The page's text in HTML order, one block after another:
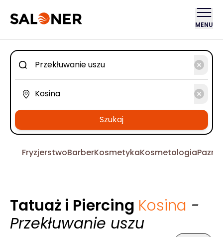
MENU
Szukaj
FryzjerstwoBarberKosmetykaKosmetologia
Tatuaż i Piercing Kosina -
Przekłuwanie uszu